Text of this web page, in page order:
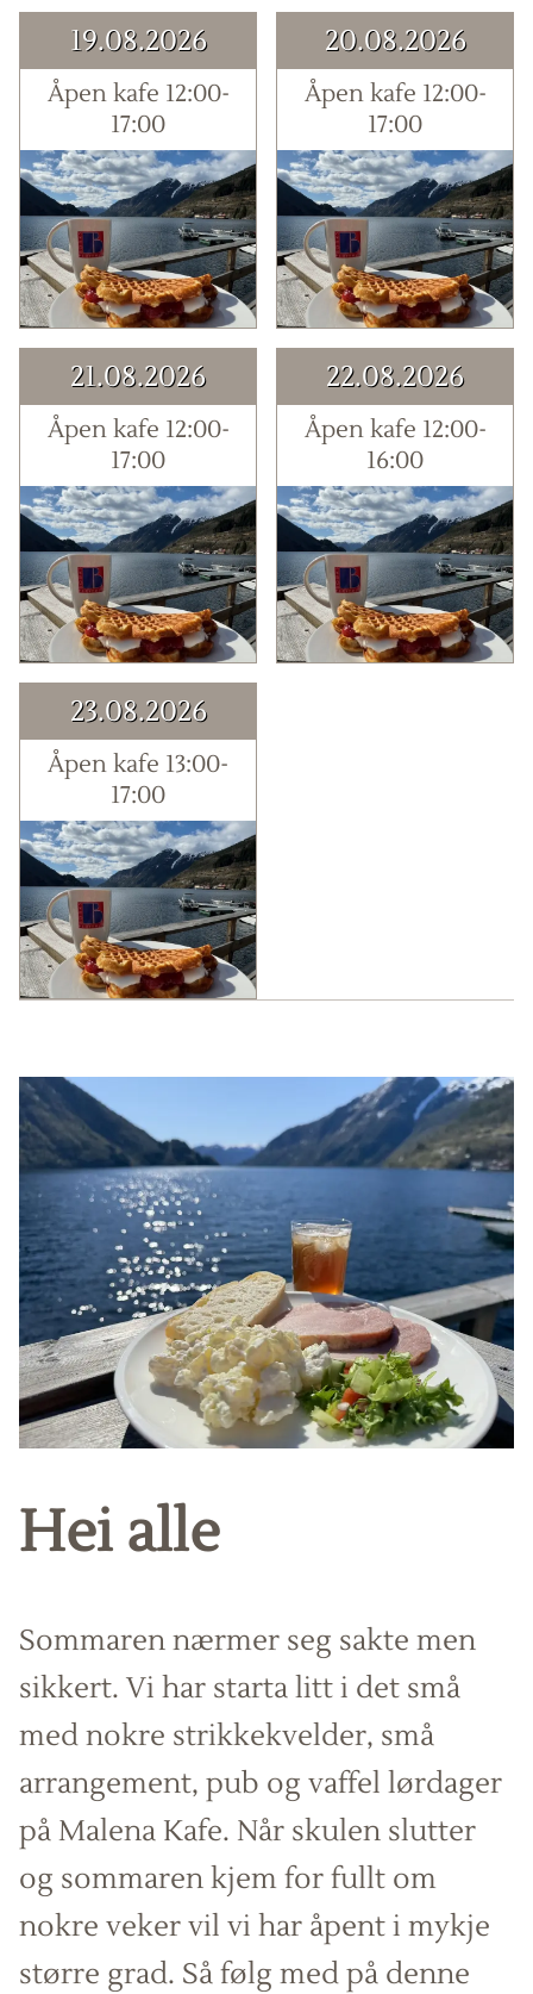
19.08.2026
Åpen kafe 12:00-
17:00
20.08.2026
Åpen kafe 12:00-
17:00
21.08.2026
Åpen kafe 12:00-
17:00
22.08.2026
Åpen kafe 12:00-
16:00
23.08.2026
Åpen kafe 13:00-
17:00
Hei alle
Sommaren nærmer seg sakte men
sikkert. Vi har starta litt i det små
med nokre strikkekvelder, små
arrangement, pub og vaffel lørdager
på Malena Kafe. Når skulen slutter
og sommaren kjem for fullt om
nokre veker vil vi har åpent i mykje
større grad. Så følg med på denne